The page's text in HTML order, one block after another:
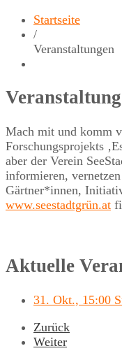
Startseite
/
Veranstaltungen
Mach mit und komm
Forschungsprojekts
aber der Verein
informieren,
Gärtner*innen,
www.seestadtgrün.at
Aktuelle
31. Okt., 15:00
Zurück
Weiter